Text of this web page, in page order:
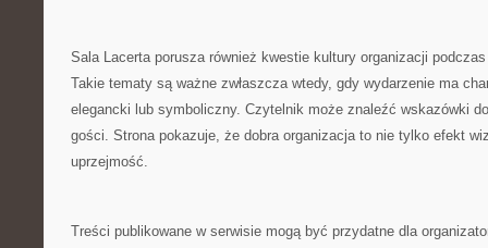
Sala Lacerta porusza również kwestie kultury organizacji
Takie tematy są ważne zwłaszcza wtedy, gdy wydarzenie ma
elegancki lub symboliczny. Czytelnik może znaleźć wskazówki
gości. Strona pokazuje, że dobra organizacja to nie tylko efekt
uprzejmość.
Treści publikowane w serwisie mogą być przydatne dla